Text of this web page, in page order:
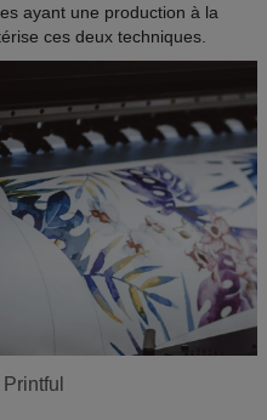
ayant une production à la
ces deux techniques.